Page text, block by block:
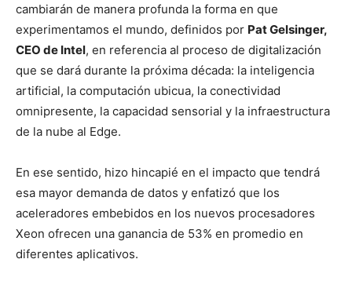
cambiarán de manera profunda la forma en que
experimentamos el mundo, definidos por Pat Gelsinger,
CEO de Intel, en referencia al proceso de digitalización
que se dará durante la próxima década: la inteligencia
artificial, la computación ubicua, la conectividad
omnipresente, la capacidad sensorial y la infraestructura
de la nube al Edge.
En ese sentido, hizo hincapié en el impacto que tendrá
esa mayor demanda de datos y enfatizó que los
aceleradores embebidos en los nuevos procesadores
Xeon ofrecen una ganancia de 53% en promedio en
diferentes aplicativos.